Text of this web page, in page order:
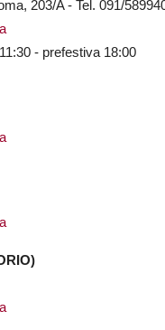
203/A - Tel. 091/
- prefestiva 18:00